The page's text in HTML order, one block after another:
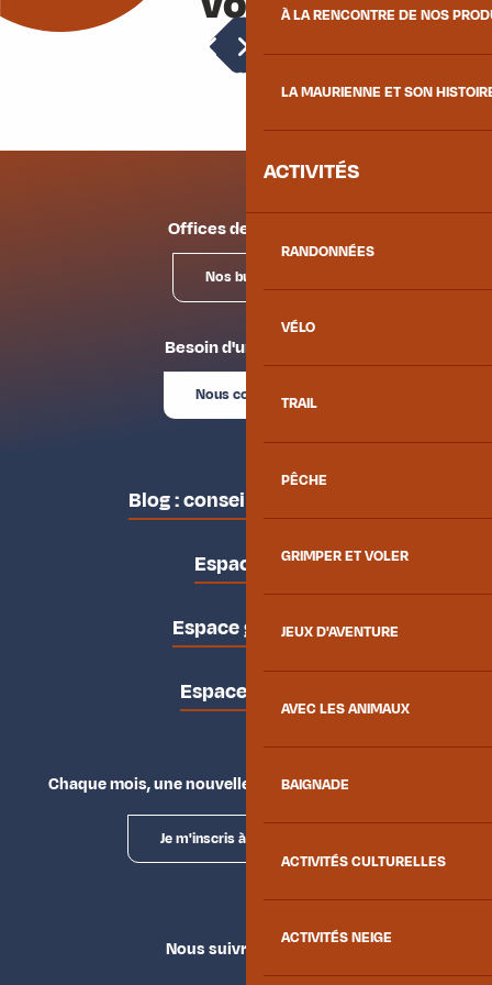
À LA RENCONTRE DE NOS
LA MAURIENNE ET SON
ACTIVITÉS
RANDONNÉES
VÉLO
TRAIL
PÊCHE
GRIMPER ET VOLER
JEUX D'AVENTURE
AVEC LES ANIMAUX
BAIGNADE
ACTIVITÉS CULTURELLES
ACTIVITÉS NEIGE
Champfleuri 1 - N°6
Offices de tourisme
Nos bureaux
Besoin d'un conseil ?
Nous contacter
Blog : conseils des locaux
Espace pro
Espace groupes
Espace presse
Chaque mois, une nouvelle façon d'explorer la vallée.
Je m'inscris à la newsletter
Nous suivre